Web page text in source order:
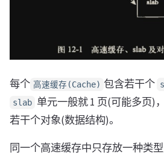
每个 高速缓存(Cache) 包含若干个
slab 单元一般就 1 页(可能多页)
若干个对象(数据结构)。
同一个高速缓存中只存放一种类